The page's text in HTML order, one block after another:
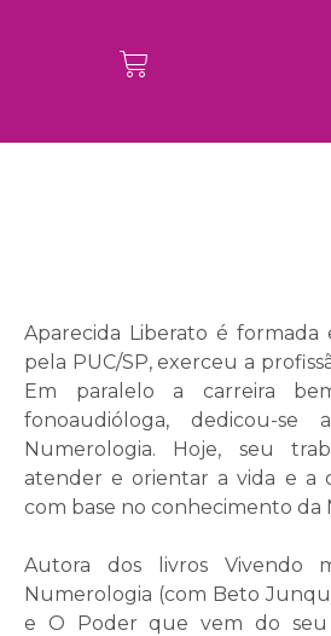
Aparecida Liberato é formada
pela PUC/SP, exerceu a
Em paralelo a carreira
fonoaudióloga, dedicou-se
Numerologia. Hoje, seu
atender e orientar a vida e a
com base no conhecimento da
Autora dos livros Vivendo
Numerologia (com Beto
e O Poder que vem do seu